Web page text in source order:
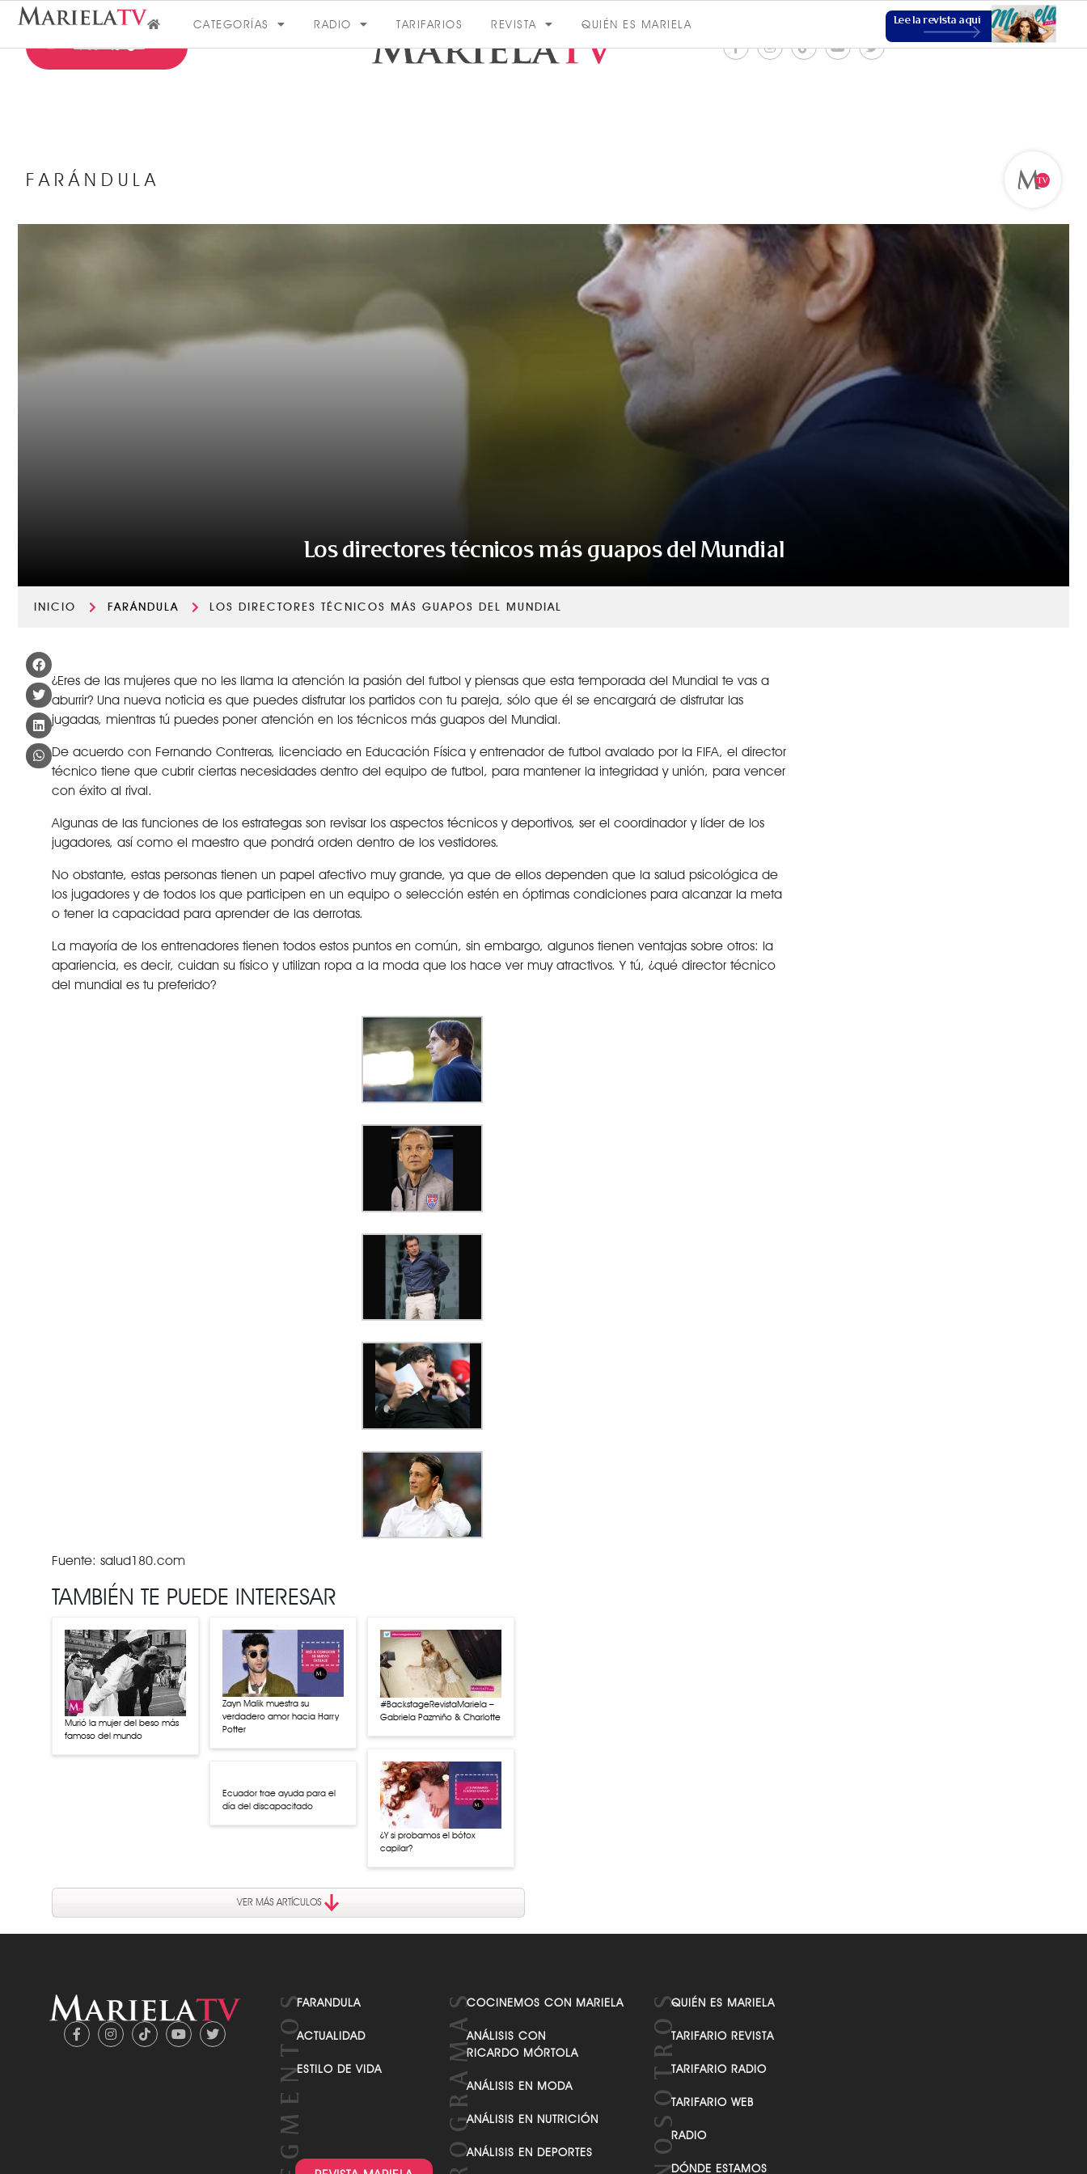
CATEGORÍAS RADIO TARIFARIOS REVISTA QUIÉN ES MARIELA Lee la revista aquí
VER MÁS
VER TODAS LAS CATEGORÍAS
FARÁNDULA
Los directores técnicos más guapos del Mundial
INICIO FARÁNDULA LOS DIRECTORES TÉCNICOS MÁS GUAPOS DEL MUNDIAL
¿Eres de las mujeres que no les llama la atención la pasión del futbol y piensas que esta temporada del Mundial te vas a
aburrir? Una nueva noticia es que puedes disfrutar los partidos con tu pareja, sólo que él se encargará de disfrutar las
jugadas, mientras tú puedes poner atención en los técnicos más guapos del Mundial.
De acuerdo con Fernando Contreras, licenciado en Educación Física y entrenador de futbol avalado por la FIFA, el director
técnico tiene que cubrir ciertas necesidades dentro del equipo de futbol, para mantener la integridad y unión, para vencer
con éxito al rival.
Algunas de las funciones de los estrategas son revisar los aspectos técnicos y deportivos, ser el coordinador y líder de los
jugadores, así como el maestro que pondrá orden dentro de los vestidores.
No obstante, estas personas tienen un papel afectivo muy grande, ya que de ellos dependen que la salud psicológica de
los jugadores y de todos los que participen en un equipo o selección estén en óptimas condiciones para alcanzar la meta
o tener la capacidad para aprender de las derrotas.
La mayoría de los entrenadores tienen todos estos puntos en común, sin embargo, algunos tienen ventajas sobre otros: la
apariencia, es decir, cuidan su físico y utilizan ropa a la moda que los hace ver muy atractivos. Y tú, ¿qué director técnico
del mundial es tu preferido?
Fuente: salud180.com
TAMBIÉN TE PUEDE INTERESAR
Murió la mujer del beso más
famoso del mundo
Zayn Malik muestra su
verdadero amor hacia Harry
Potter
#BackstageRevistaMariela –
Gabriela Pazmiño & Charlotte
¿Y si probamos el bótox
capilar?
ACTUALIDAD
ESTILO DE VIDA
COCINEMOS CON MARIELA
ANÁLISIS CON
RICARDO MÓRTOLA
ANÁLISIS EN MODA
ANÁLISIS EN DEPORTES
TARIFARIO REVISTA
RADIO